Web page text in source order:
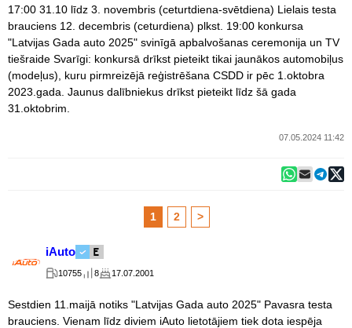
17:00 31.10 līdz 3. novembris (ceturtdiena-svētdiena) Lielais testa
brauciens 12. decembris (ceturdiena) plkst. 19:00 konkursa
"Latvijas Gada auto 2025" svinīgā apbalvošanas ceremonija un TV
tiešraide Svarīgi: konkursā drīkst pieteikt tikai jaunākos automobiļus
(modeļus), kuru pirmreizējā reģistrēšana CSDD ir pēc 1.oktobra
2023.gada. Jaunus dalībniekus drīkst pieteikt līdz šā gada
31.oktobrim.
07.05.2024 11:42
1 2 >
iAuto
10755 8 17.07.2001
Sestdien 11.maijā notiks "Latvijas Gada auto 2025" Pavasra testa
brauciens. Vienam līdz diviem iAuto lietotājiem tiek dota iespēja